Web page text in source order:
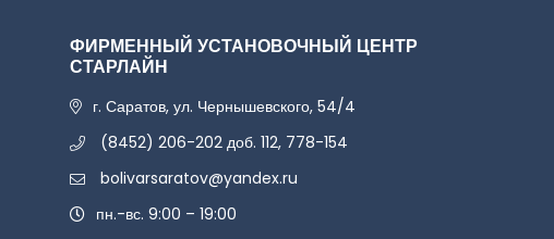
ФИРМЕННЫЙ УСТАНОВОЧНЫЙ ЦЕНТР
СТАРЛАЙН
г. Саратов, ул. Чернышевского, 54/4
(8452) 206-202 доб. 112, 778-154
bolivarsaratov@yandex.ru
пн.-вс. 9:00 – 19:00